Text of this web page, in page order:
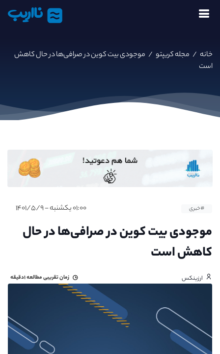
نااریب
خانه / مجله کریپتو / موجودی بیت کوین در صرافی‌ها در حال کاهش
است
#خبری ۰۱:۰۰ یکشنبه - ۱۴۰۱/۵/۹
موجودی بیت کوین در صرافی‌ها در حال
کاهش است
ارزینکس زمان تقریبی مطالعه۱دقیقه